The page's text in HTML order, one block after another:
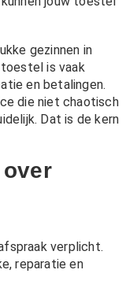
gezinnen in
is vaak
en betalingen.
die niet chaotisch
Dat is de kern
verplicht.
reparatie en